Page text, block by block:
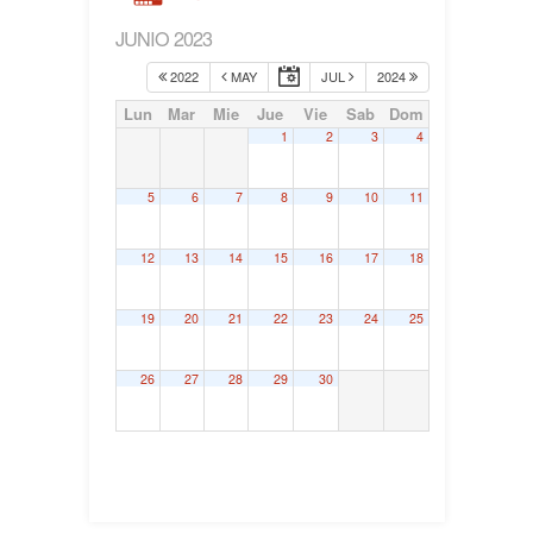
JUNIO 2023
2022 MAY JUL 2024
Lun Mar Mie Jue Vie Sab Dom
1 2 3 4
5 6 7 8 9 10 11
12 13 14 15 16 17 18
19 20 21 22 23 24 25
26 27 28 29 30